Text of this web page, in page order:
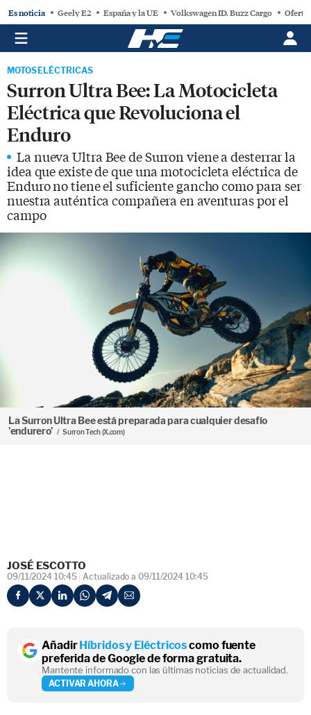
Es noticia Geely E2 España y la UE Volkswagen ID. Buzz Cargo
MOTOS ELÉCTRICAS
Surron Ultra Bee: La Motocicleta
Eléctrica que Revoluciona el
Enduro
La nueva Ultra Bee de Surron viene a desterrar la
idea que existe de que una motocicleta eléctrica de
Enduro no tiene el suficiente gancho como para ser
nuestra auténtica compañera en aventuras por el
campo
La Surron Ultra Bee está preparada para cualquier desafío
'endurero'
Surron Tech (X.com)
JOSÉ ESCOTTO
09/11/2024 10:45 Actualizado a 09/11/2024 10:45
AñadirHíbridos y Eléctricoscomo fuente
preferida de Google de forma gratuita.
Mantente informado con las últimas noticias de actualidad.
ACTIVAR AHORA